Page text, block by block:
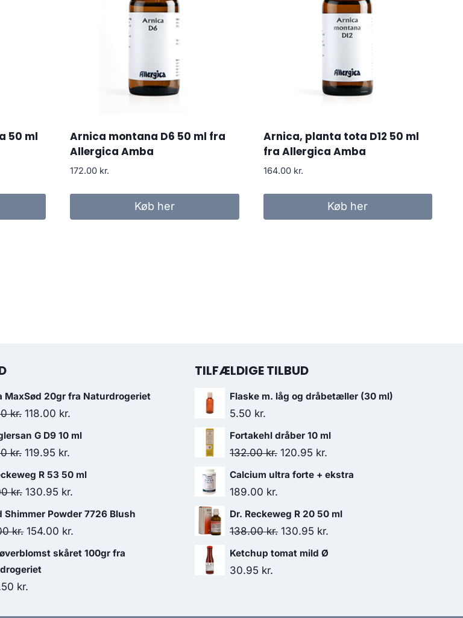
50 ml
Arnica montana D6 50 ml fra
Allergica Amba
172.00 kr.
Køb her
Arnica, planta tota D12 50 ml
fra Allergica Amba
164.00 kr.
Køb her
MaxSød 20gr fra Naturdrogeriet
kr. Den
oprindelige
pris
128.00 kr..
118.00 kr.
aktuelle
G D9 10 ml
kr. Den
oprindelige
pris
132.00 kr..
119.95 kr.
aktuelle
pris
R 53 50 ml
kr. Den
oprindelige
pris
138.00 kr..
130.95 kr.
aktuelle
Shimmer Powder 7726 Blush
kr. Den
oprindelige
pris
154.00 kr.
aktuelle
skåret 100gr fra
kr.
TILFÆLDIGE TILBUD
Flaske m. låg og dråbetæller (30 ml)
5.50 kr.
Fortakehl dråber 10 ml
132.00kr. Den
oprindelige
132.00 kr..
120.95 kr.
aktuelle
Calcium ultra forte + ekstra
189.00 kr.
Dr. Reckeweg R 20 50 ml
138.00kr. Den
oprindelige
130.95 kr.
Ketchup tomat mild Ø
30.95 kr.